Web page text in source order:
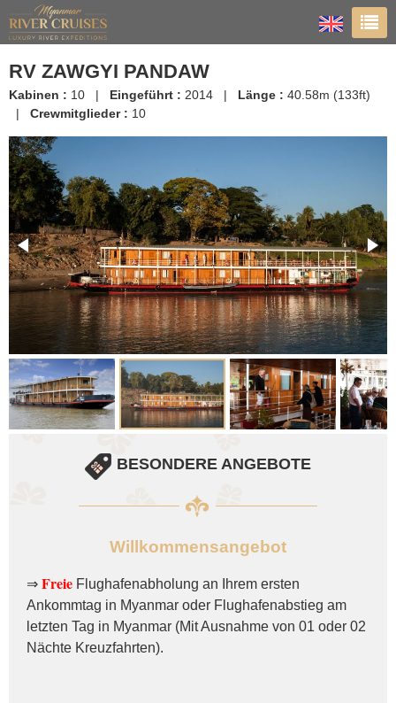
RV ZAWGYI PANDAW
Kabinen : 10 | Eingeführt : 2014 | Länge : 40.58m (133ft)
| Crewmitglieder : 10
BESONDERE ANGEBOTE
Willkommensangebot
⇒ Freie Flughafenabholung an Ihrem ersten
Ankommtag in Myanmar oder Flughafenabstieg am
letzten Tag in Myanmar (Mit Ausnahme von 01 oder 02
Nächte Kreuzfahrten).